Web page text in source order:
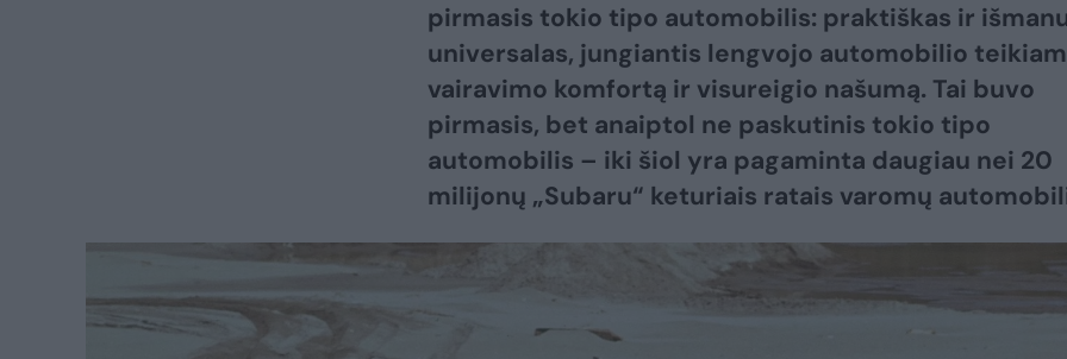
pirmasis tokio tipo automobilis: praktiškas ir
universalas, jungiantis lengvojo automobilio
vairavimo komfortą ir visureigio našumą. Tai buvo
pirmasis, bet anaiptol ne paskutinis tokio tipo
automobilis – iki šiol yra pagaminta daugiau nei 20
milijonų „Subaru“ keturiais ratais varomų